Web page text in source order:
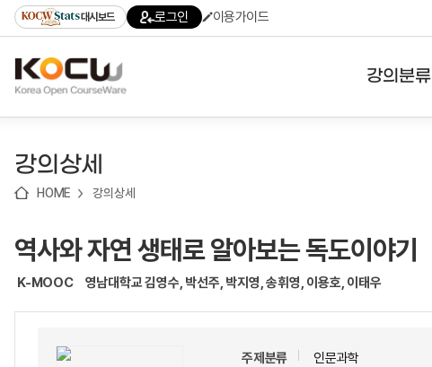
기
기
기
content)
가
대시보드 로그인 이용가이드
강의분류
테마강의
강의상세
HOME 강의상세
역사와 자연 생태로 알아보는 독도이야기
K-MOOC 영남대학교 김영수, 박선주, 박지영, 송휘영, 이용호, 이태우
주제분류
인문과학